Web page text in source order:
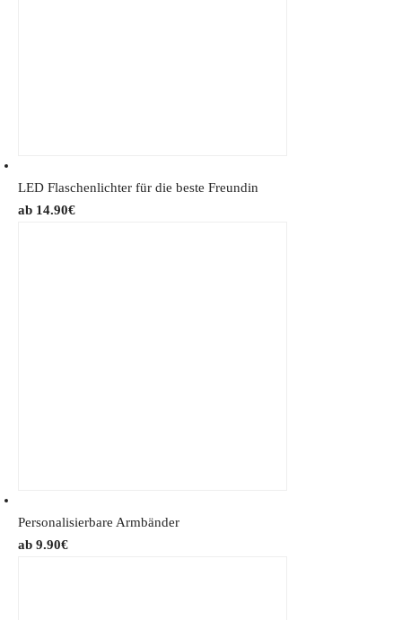
LED Flaschenlichter für die beste Freundin
14.90€
Personalisierbare Armbänder
9.90€